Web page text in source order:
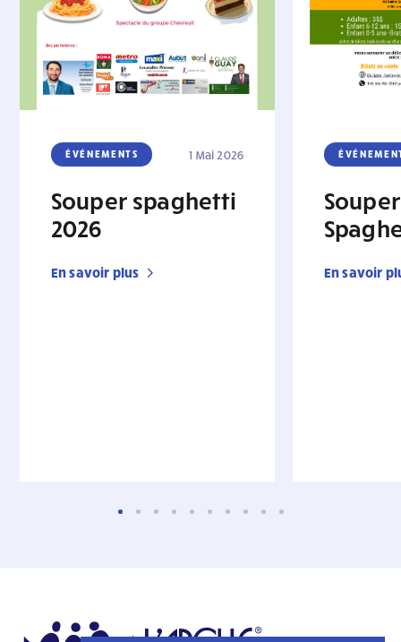
ÉVÉNEMENTS 1 Mai 2026
Souper spaghetti
2026
En savoir plus
Souper
En savoir